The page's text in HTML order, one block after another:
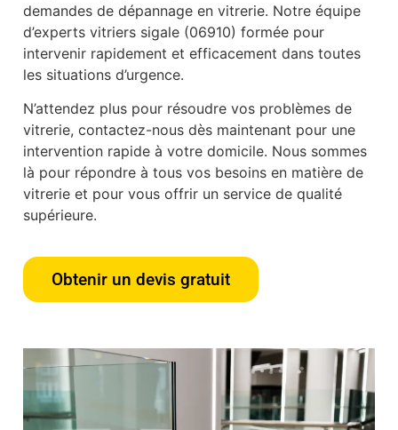
demandes de dépannage en vitrerie. Notre équipe
d’experts vitriers sigale (06910) formée pour
intervenir rapidement et efficacement dans toutes
les situations d’urgence.
N’attendez plus pour résoudre vos problèmes de
vitrerie, contactez-nous dès maintenant pour une
intervention rapide à votre domicile. Nous sommes
là pour répondre à tous vos besoins en matière de
vitrerie et pour vous offrir un service de qualité
supérieure.
Obtenir un devis gratuit